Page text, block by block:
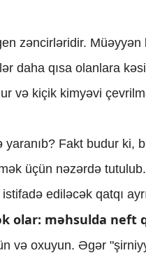
zəncirləridir. Müəyyən
daha qısa olanlara
və kiçik kimyəvi
yaranıb? Fakt budur ki,
üçün nəzərdə
ediləcək qatqı
olar: məhsulda neft
və oxuyun. Əgər